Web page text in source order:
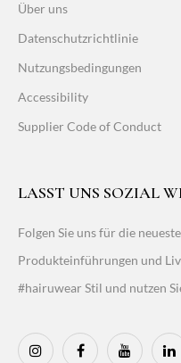
Über uns
Datenschutzrichtlinie
Nutzungsbedingungen
Accessibility
Supplier Code of Conduct
LASST UNS SOZIAL
Folgen Sie uns für die
Produkteinführungen und
#hairuwear Stil und nutzen